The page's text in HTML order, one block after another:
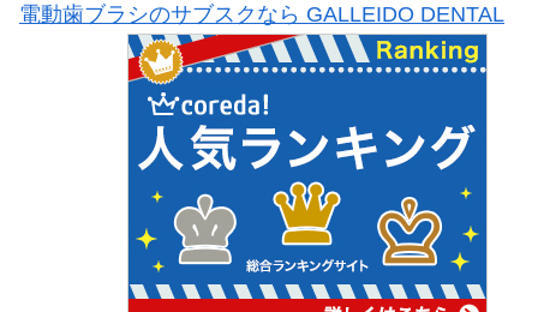
電動歯ブラシのサブスクなら GALLEIDO DENTAL